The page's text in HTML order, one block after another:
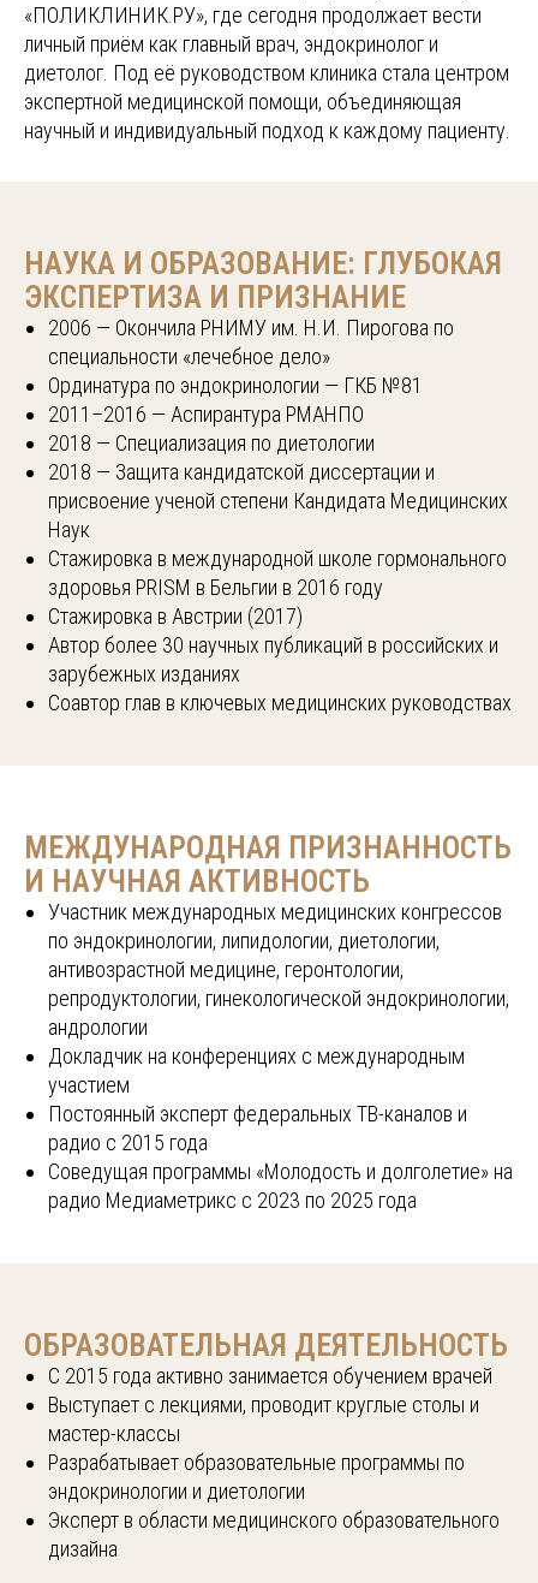
«ПОЛИКЛИНИК.РУ», где сегодня продолжает вести
личный приём как главный врач, эндокринолог и
диетолог. Под её руководством клиника стала центром
экспертной медицинской помощи, объединяющая
научный и индивидуальный подход к каждому пациенту.
НАУКА И ОБРАЗОВАНИЕ: ГЛУБОКАЯ
ЭКСПЕРТИЗА И ПРИЗНАНИЕ
2006 — Окончила РНИМУ им. Н.И. Пирогова по
специальности «лечебное дело»
Ординатура по эндокринологии — ГКБ №81
2011–2016 — Аспирантура РМАНПО
2018 — Специализация по диетологии
2018 — Защита кандидатской диссертации и
присвоение ученой степени Кандидата Медицинских
Наук
Стажировка в международной школе гормонального
здоровья PRISM в Бельгии в 2016 году
Стажировка в Австрии (2017)
Автор более 30 научных публикаций в российских и
зарубежных изданиях
Соавтор глав в ключевых медицинских руководствах
МЕЖДУНАРОДНАЯ ПРИЗНАННОСТЬ
И НАУЧНАЯ АКТИВНОСТЬ
Участник международных медицинских конгрессов
по эндокринологии, липидологии, диетологии,
антивозрастной медицине, геронтологии,
репродуктологии, гинекологической эндокринологии,
андрологии
Докладчик на конференциях с международным
участием
Постоянный эксперт федеральных ТВ-каналов и
радио с 2015 года
Соведущая программы «Молодость и долголетие» на
радио Медиаметрикс с 2023 по 2025 года
ОБРАЗОВАТЕЛЬНАЯ ДЕЯТЕЛЬНОСТЬ
С 2015 года активно занимается обучением врачей
Выступает с лекциями, проводит круглые столы и
мастер-классы
Разрабатывает образовательные программы по
эндокринологии и диетологии
Эксперт в области медицинского образовательного
дизайна